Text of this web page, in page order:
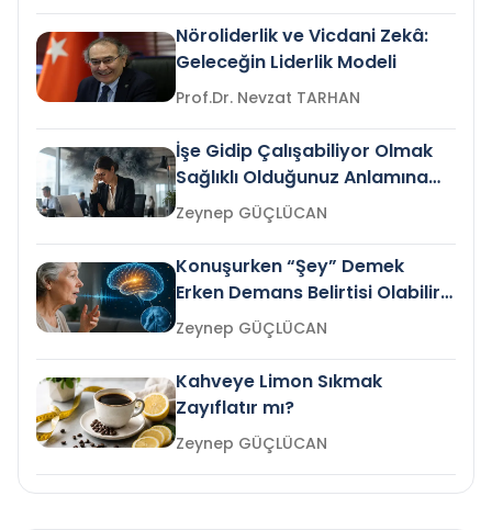
Nöroliderlik ve Vicdani Zekâ:
Geleceğin Liderlik Modeli
Prof.Dr. Nevzat TARHAN
İşe Gidip Çalışabiliyor Olmak
Sağlıklı Olduğunuz Anlamına
Gelir mi?Zeynep GÜÇLÜCAN
Konuşurken “Şey” Demek
Erken Demans Belirtisi Olabilir
mi?
Zeynep GÜÇLÜCAN
Kahveye Limon Sıkmak
Zayıflatır mı?
Zeynep GÜÇLÜCAN